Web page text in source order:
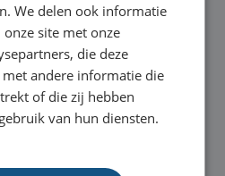
gebruikte
een bedrijfswagen,
voor een nieuwe
kun je ook jong-
We delen ook informatie
site met onze
die deze
andere informatie die
of die zij hebben
van hun diensten.